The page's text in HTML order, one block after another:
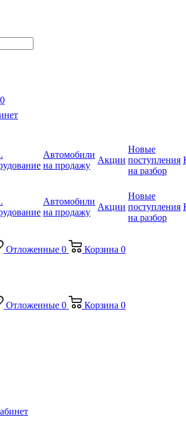
0
Автомобили
на продажу
Акции
Новые
поступления
на разбор
Автомобили
на продажу
Акции
Новые
поступления
на разбор
Отложенные 0 Корзина 0
Отложенные 0 Корзина 0